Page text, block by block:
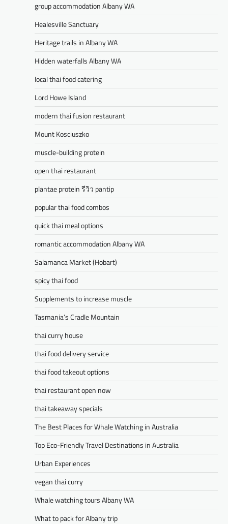
group accommodation Albany WA
Healesville Sanctuary
Heritage trails in Albany WA
Hidden waterfalls Albany WA
local thai food catering
Lord Howe Island
modern thai fusion restaurant
Mount Kosciuszko
muscle-building protein
open thai restaurant
plantae protein รีวิว pantip
popular thai food combos
quick thai meal options
romantic accommodation Albany WA
Salamanca Market (Hobart)
spicy thai food
Supplements to increase muscle
Tasmania’s Cradle Mountain
thai curry house
thai food delivery service
thai food takeout options
thai restaurant open now
thai takeaway specials
The Best Places for Whale Watching in Australia
Top Eco-Friendly Travel Destinations in Australia
Urban Experiences
vegan thai curry
Whale watching tours Albany WA
What to pack for Albany trip